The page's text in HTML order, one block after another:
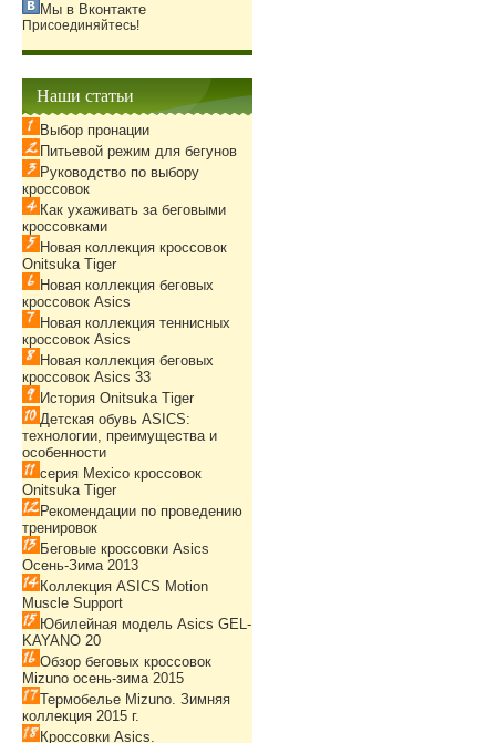
Мы в Вконтакте
Присоединяйтесь!
Наши статьи
Выбор пронации
Питьевой режим для бегунов
Руководство по выбору
кроссовок
Как ухаживать за беговыми
кроссовками
Новая коллекция кроссовок
Onitsuka Tiger
Новая коллекция беговых
кроссовок Asics
Новая коллекция теннисных
кроссовок Asics
Новая коллекция беговых
кроссовок Asics 33
История Onitsuka Tiger
Детская обувь ASICS:
технологии, преимущества и
особенности
серия Mexico кроссовок
Onitsuka Tiger
Рекомендации по проведению
тренировок
Беговые кроссовки Asics
Осень-Зима 2013
Коллекция ASICS Motion
Muscle Support
Юбилейная модель Asics GEL-
KAYANO 20
Обзор беговых кроссовок
Mizuno осень-зима 2015
Термобелье Mizuno. Зимняя
коллекция 2015 г.
Кроссовки Asics.